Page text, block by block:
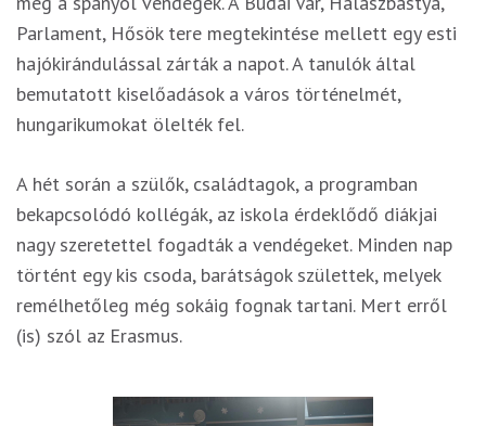
Parlament, Hősök tere megtekintése mellett egy esti
hajókirándulással zárták a napot. A tanulók által
bemutatott kiselőadások a város történelmét,
hungarikumokat ölelték fel.
A hét során a szülők, családtagok, a programban
bekapcsolódó kollégák, az iskola érdeklődő diákjai
nagy szeretettel fogadták a vendégeket. Minden nap
történt egy kis csoda, barátságok születtek, melyek
remélhetőleg még sokáig fognak tartani. Mert erről
(is) szól az Erasmus.